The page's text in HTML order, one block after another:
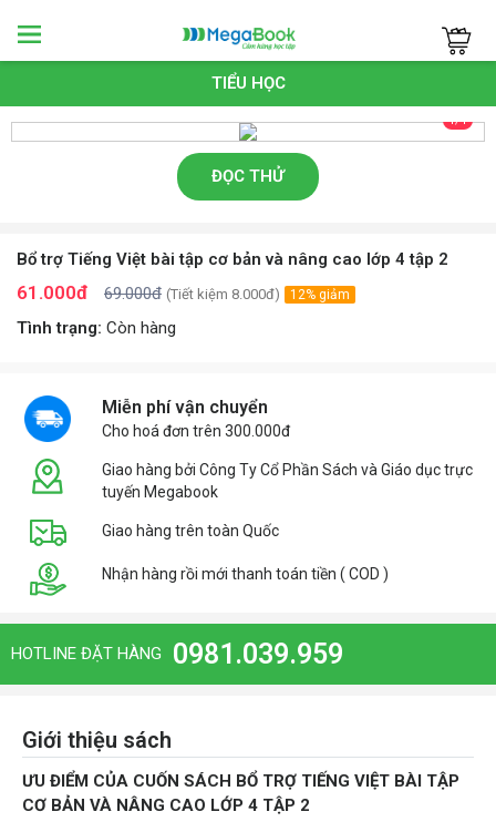
Megabook
TIỂU HỌC
1/1
ĐỌC THỬ
Bổ trợ Tiếng Việt bài tập cơ bản và nâng cao lớp 4 tập 2
61.000đ 69.000đ (Tiết kiệm 8.000đ) 12% giảm
Tình trạng: Còn hàng
Miễn phí vận chuyển
Cho hoá đơn trên 300.000đ
Giao hàng bởi Công Ty Cổ Phần Sách và Giáo dục trực
tuyến Megabook
Giao hàng trên toàn Quốc
Nhận hàng rồi mới thanh toán tiền ( COD )
HOTLINE ĐẶT HÀNG 0981.039.959
Giới thiệu sách
ƯU ĐIỂM CỦA CUỐN SÁCH BỔ TRỢ TIẾNG VIỆT BÀI TẬP
CƠ BẢN VÀ NÂNG CAO LỚP 4 TẬP 2